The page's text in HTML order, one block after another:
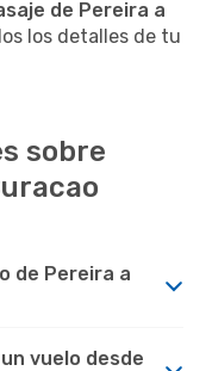
de Pereira a
los detalles de tu
sobre
de Pereira a
vuelo desde